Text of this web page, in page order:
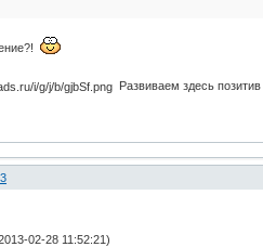
Развиваем здесь позитив
02-28 11:52:21)